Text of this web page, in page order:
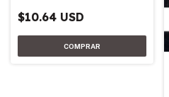
$10.64 USD